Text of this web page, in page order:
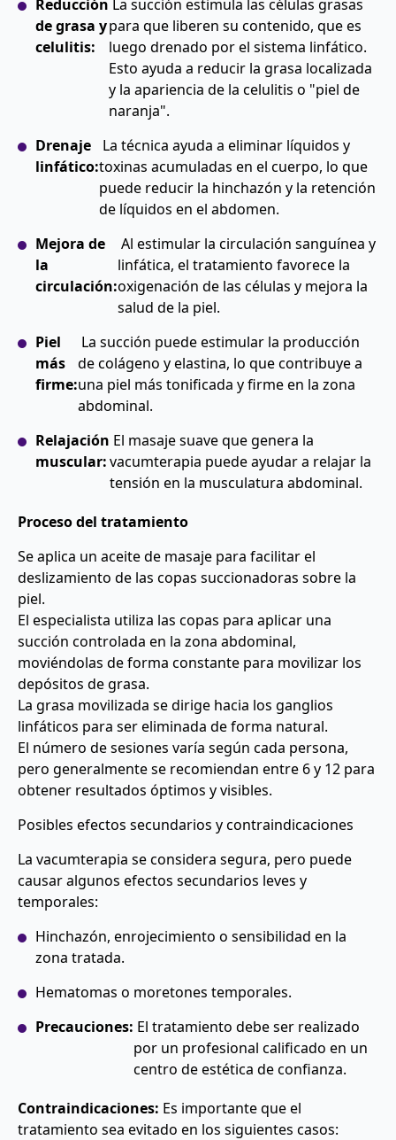
Reducción
de grasa y
celulitis:
La succión estimula las células grasas
para que liberen su contenido, que es
luego drenado por el sistema linfático.
Esto ayuda a reducir la grasa localizada
y la apariencia de la celulitis o "piel de
naranja".
Drenaje
linfático:
La técnica ayuda a eliminar líquidos y
toxinas acumuladas en el cuerpo, lo que
puede reducir la hinchazón y la retención
de líquidos en el abdomen.
Mejora de
la
circulación:
Al estimular la circulación sanguínea y
linfática, el tratamiento favorece la
oxigenación de las células y mejora la
salud de la piel.
Piel
más
firme:
La succión puede estimular la producción
de colágeno y elastina, lo que contribuye a
una piel más tonificada y firme en la zona
abdominal.
Relajación
muscular:
El masaje suave que genera la
vacumterapia puede ayudar a relajar la
tensión en la musculatura abdominal.
Proceso del tratamiento
Se aplica un aceite de masaje para facilitar el
deslizamiento de las copas succionadoras sobre la
piel.
El especialista utiliza las copas para aplicar una
succión controlada en la zona abdominal,
moviéndolas de forma constante para movilizar los
depósitos de grasa.
La grasa movilizada se dirige hacia los ganglios
linfáticos para ser eliminada de forma natural.
El número de sesiones varía según cada persona,
pero generalmente se recomiendan entre 6 y 12 para
obtener resultados óptimos y visibles.
Posibles efectos secundarios y contraindicaciones
La vacumterapia se considera segura, pero puede
causar algunos efectos secundarios leves y
temporales:
Hinchazón, enrojecimiento o sensibilidad en la
zona tratada.
Hematomas o moretones temporales.
Precauciones: El tratamiento debe ser realizado
por un profesional calificado en un
centro de estética de confianza.
Contraindicaciones: Es importante que el
tratamiento sea evitado en los siguientes casos: